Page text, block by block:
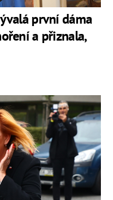
první dáma
a přiznala,